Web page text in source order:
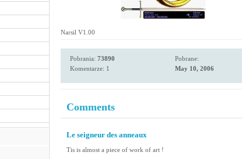
Narsil V1.00
Pobrania: 73890
Komentarze: 1
Pobrane:
May 10, 2006
Comments
Le seigneur des anneaux
Tis is almost a piece of work of art !